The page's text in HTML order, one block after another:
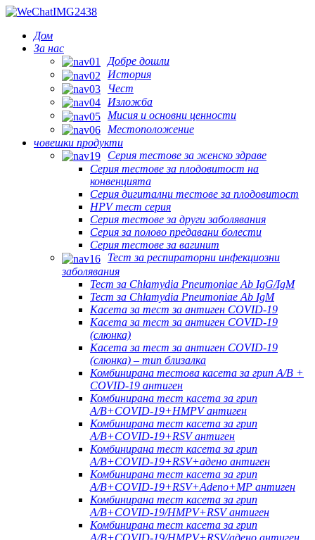
Дом
За нас
Добре дошли
История
Чест
Изложба
Мисия и основни ценности
Местоположение
човешки продукти
Серия тестове за женско здраве
Серия тестове за плодовитост на
конвенцията
Серия дигитални тестове за плодовитост
HPV тест серия
Серия тестове за други заболявания
Серия за полово предавани болести
Серия тестове за вагинит
Тест за респираторни инфекциозни
заболявания
Тест за Chlamydia Pneumoniae Ab IgG/IgM
Тест за Chlamydia Pneumoniae Ab IgM
Касета за тест за антиген COVID-19
Касета за тест за антиген COVID-19
(слюнка)
Касета за тест за антиген COVID-19
(слюнка) – тип близалка
Комбинирана тестова касета за грип A/B +
COVID-19 антиген
Комбинирана тест касета за грип
A/B+COVID-19+HMPV антиген
Комбинирана тест касета за грип
A/B+COVID-19+RSV антиген
Комбинирана тест касета за грип
A/B+COVID-19+RSV+адено антиген
Комбинирана тест касета за грип
A/B+COVID-19+RSV+Adeno+MP антиген
Комбинирана тест касета за грип
A/B+COVID-19/HMPV+RSV антиген
Комбинирана тест касета за грип
A/B+COVID-19/HMPV+RSV/адено антиген